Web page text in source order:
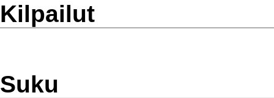
Kilpailut
Suku